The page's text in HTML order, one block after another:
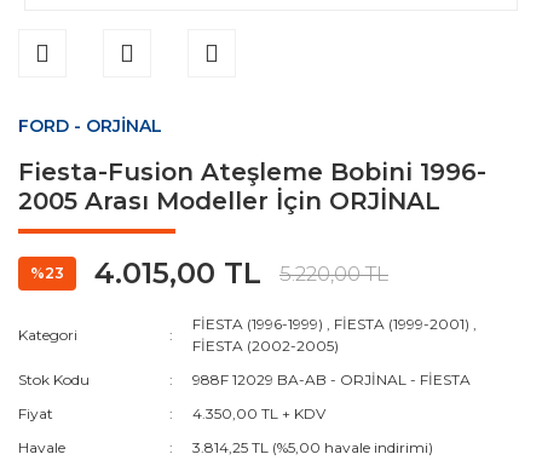
FORD - ORJİNAL
Fiesta-Fusion Ateşleme Bobini 1996-
2005 Arası Modeller İçin ORJİNAL
%23 4.015,00 TL 5.220,00 TL
Kategori
FİESTA (1996-1999) , FİESTA (1999-2001) ,
FİESTA (2002-2005)
Stok Kodu
988F 12029 BA-AB - ORJİNAL - FİESTA
Fiyat
4.350,00 TL + KDV
Havale
3.814,25 TL (%5,00 havale indirimi)